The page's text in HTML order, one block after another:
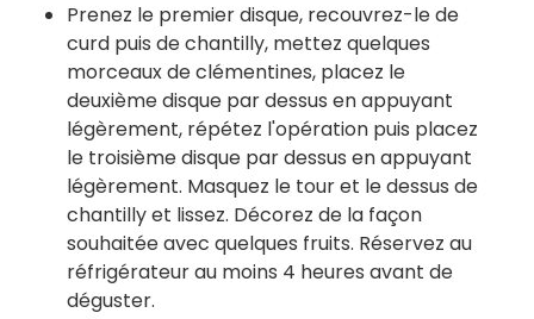
Prenez le premier disque, recouvrez-le de
curd puis de chantilly, mettez quelques
morceaux de clémentines, placez le
deuxième disque par dessus en appuyant
légèrement, répétez l'opération puis placez
le troisième disque par dessus en appuyant
légèrement. Masquez le tour et le dessus de
chantilly et lissez. Décorez de la façon
souhaitée avec quelques fruits. Réservez au
réfrigérateur au moins 4 heures avant de
déguster.